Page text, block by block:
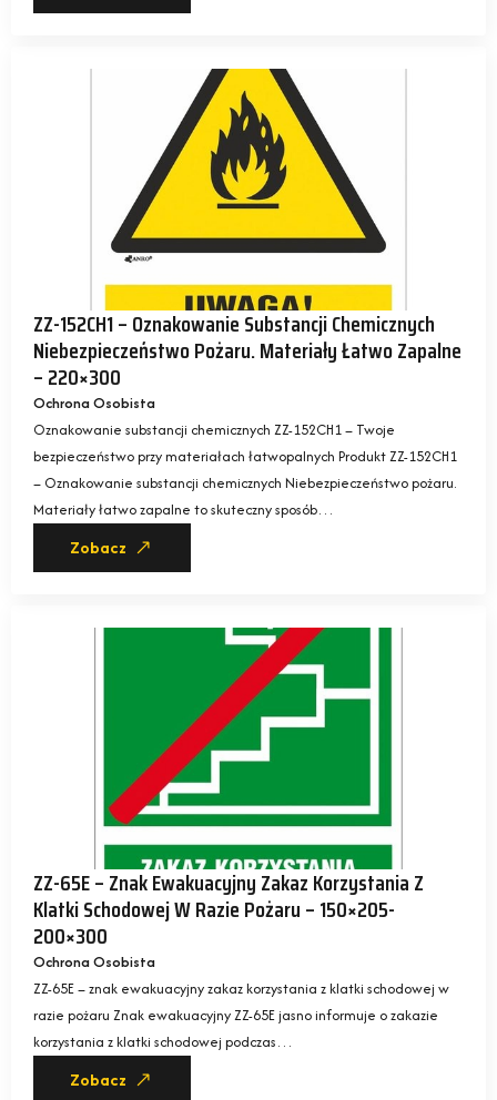
ZZ-152CH1 – Oznakowanie Substancji Chemicznych
Niebezpieczeństwo Pożaru. Materiały Łatwo Zapalne
– 220×300
Ochrona Osobista
Oznakowanie substancji chemicznych ZZ-152CH1 – Twoje
bezpieczeństwo przy materiałach łatwopalnych Produkt ZZ-152CH1
– Oznakowanie substancji chemicznych Niebezpieczeństwo pożaru.
Materiały łatwo zapalne to skuteczny sposób…
Zobacz
ZZ-65E – Znak Ewakuacyjny Zakaz Korzystania Z
Klatki Schodowej W Razie Pożaru – 150×205-
200×300
Ochrona Osobista
ZZ-65E – znak ewakuacyjny zakaz korzystania z klatki schodowej w
razie pożaru Znak ewakuacyjny ZZ-65E jasno informuje o zakazie
korzystania z klatki schodowej podczas…
Zobacz